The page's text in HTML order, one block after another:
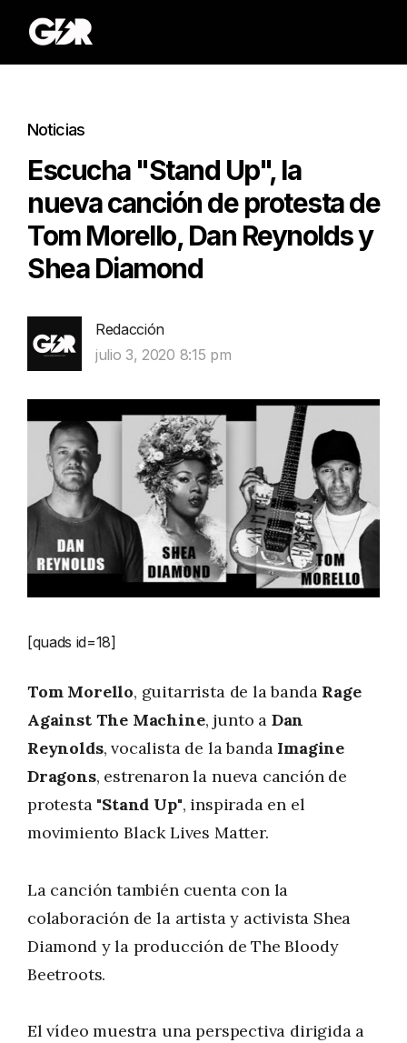
Noticias
Escucha "Stand Up", la
nueva canción de protesta de
Tom Morello, Dan Reynolds y
Shea Diamond
Redacción
julio 3, 2020 8:15 pm
[quads id=18]
Tom Morello, guitarrista de la banda Rage
Against The Machine, junto a Dan
Reynolds, vocalista de la banda Imagine
Dragons, estrenaron la nueva canción de
protesta "Stand Up", inspirada en el
movimiento Black Lives Matter.
La canción también cuenta con la
colaboración de la artista y activista Shea
Diamond y la producción de The Bloody
Beetroots.
El vídeo muestra una perspectiva dirigida a